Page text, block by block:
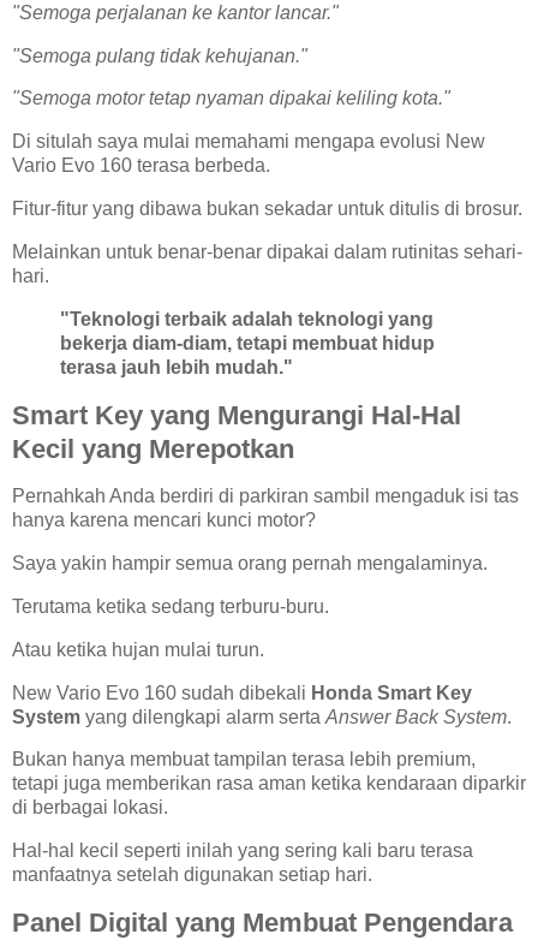
"Semoga perjalanan ke kantor lancar."
"Semoga pulang tidak kehujanan."
"Semoga motor tetap nyaman dipakai keliling kota."
Di situlah saya mulai memahami mengapa evolusi New
Vario Evo 160 terasa berbeda.
Fitur-fitur yang dibawa bukan sekadar untuk ditulis di brosur.
Melainkan untuk benar-benar dipakai dalam rutinitas sehari-
hari.
"Teknologi terbaik adalah teknologi yang
bekerja diam-diam, tetapi membuat hidup
terasa jauh lebih mudah."
Smart Key yang Mengurangi Hal-Hal
Kecil yang Merepotkan
Pernahkah Anda berdiri di parkiran sambil mengaduk isi tas
hanya karena mencari kunci motor?
Saya yakin hampir semua orang pernah mengalaminya.
Terutama ketika sedang terburu-buru.
Atau ketika hujan mulai turun.
New Vario Evo 160 sudah dibekali Honda Smart Key
System yang dilengkapi alarm serta Answer Back System.
Bukan hanya membuat tampilan terasa lebih premium,
tetapi juga memberikan rasa aman ketika kendaraan diparkir
di berbagai lokasi.
Hal-hal kecil seperti inilah yang sering kali baru terasa
manfaatnya setelah digunakan setiap hari.
Panel Digital yang Membuat Pengendara